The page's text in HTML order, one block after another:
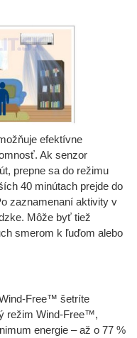
efektívne
Ak senzor
prepne sa do režimu
40 minútach prejde do
zaznamenaní aktivity v
Môže byť tiež
smerom k ľuďom alebo
Free™ šetríte
režim Wind-Free™,
energie – až o 77 %